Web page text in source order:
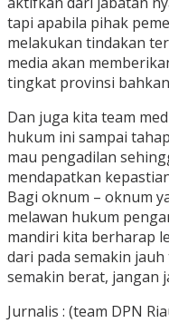
tapi apabila pihak
melakukan tindakan
media akan
tingkat provinsi
Dan juga kita team
hukum ini sampai
mau pengadilan
mendapatkan
Bagi oknum – oknum
melawan hukum
mandiri kita berharap
dari pada semakin
semakin berat, jangan
Jurnalis : (team DPN